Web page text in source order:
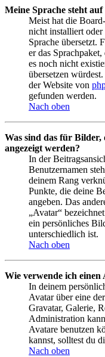
Meine Sprache steht
Meist hat die
nicht installiert oder
Sprache übersetzt.
er das
es noch nicht
übersetzen
der Website von
gefunden werden.
Nach oben
Was sind das für Bilder,
angezeigt werden?
In der
Benutzernamen
deinem Rang
Punkte, die deine
angeben. Das
„Avatar“
ein persönliches
unterschiedlich ist.
Nach oben
Wie verwende ich einen
In deinem
Avatar über eine
Gravatar, Galerie,
Administration
Avatare benutzen
kannst, solltest du
Nach oben